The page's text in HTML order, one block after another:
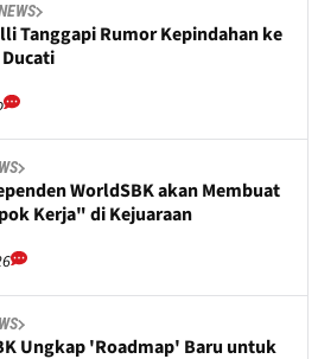
Tanggapi Rumor Kepindahan ke
WorldSBK akan Membuat
Kerja" di Kejuaraan
Ungkap 'Roadmap' Baru untuk